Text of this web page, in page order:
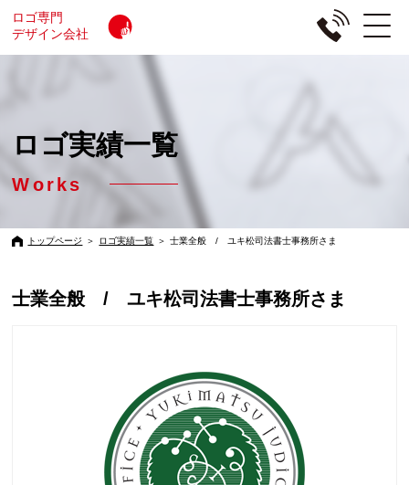
ロゴ専門
デザイン会社
ロゴ実績一覧
Works
トップページ ＞ ロゴ実績一覧 ＞ 士業全般 / ユキ松司法書士事務所さま
士業全般 / ユキ松司法書士事務所さま